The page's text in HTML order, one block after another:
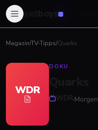
boys
Magazin/TV-Tipps/Quarks
WDR
DOKU
WDR·Morgen